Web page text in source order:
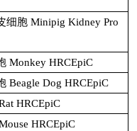
细胞 Minipig Kidney Pro
Monkey HRCEpiC
Beagle Dog HRCEpiC
HRCEpiC
HRCEpiC